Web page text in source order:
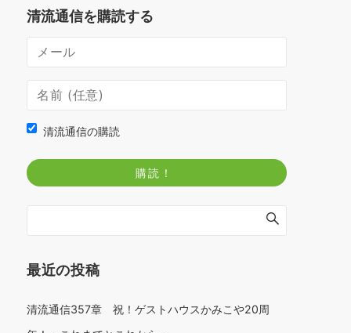
清流通信を購読する
清流通信の購読
最近の投稿
清流通信357章 祝！ゲストハウスかみこや20周